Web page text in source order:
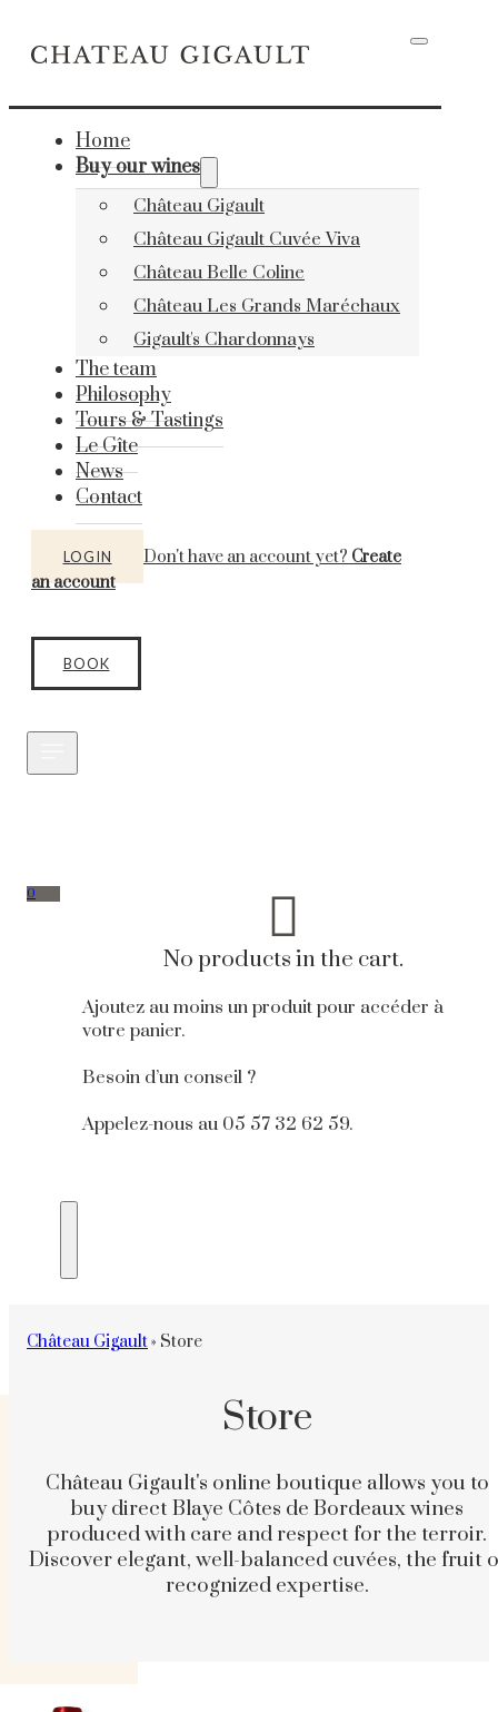
Home
Buy our wines
Château Gigault
Château Gigault Cuvée Viva
Château Belle Coline
Château Les Grands Maréchaux
Gigault's Chardonnays
The team
Philosophy
Tours & Tastings
Le Gîte
News
Contact
LOGIN Don't have an account yet? Create
an account
BOOK
0
No products in the cart.
Château Gigault» Store
Store
Château Gigault's online boutique allows you to
buy direct Blaye Côtes de Bordeaux wines
produced with care and respect for the terroir.
Discover elegant, well-balanced cuvées, the fruit
recognized expertise.